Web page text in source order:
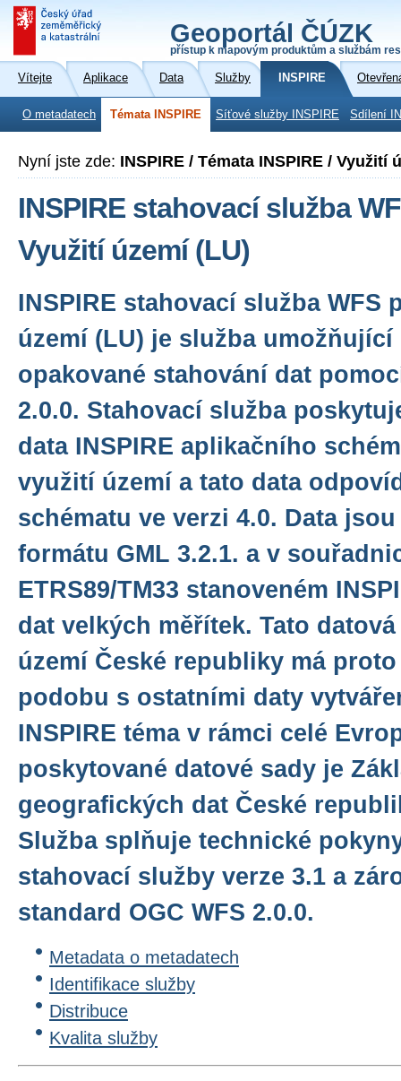
Geoportál ČÚZK
přístup k mapovým produktům a službám
Vítejte Aplikace Data Služby INSPIRE
O metadatech Témata INSPIRE Síťové služby INSPIRE Sdílení
Nyní jste zde: INSPIRE / Témata INSPIRE / Využití
INSPIRE stahovací služba
Využití území (LU)
INSPIRE stahovací služba WFS
území (LU) je služba
opakované stahování dat
2.0.0. Stahovací služba
data INSPIRE aplikačního
využití území a tato data
schématu ve verzi 4.0. Data
formátu GML 3.2.1. a v
ETRS89/TM33 stanoveném
dat velkých měřítek. Tato
území České republiky má
podobu s ostatními daty
INSPIRE téma v rámci celé
poskytované datové sady je
geografických dat České
Služba splňuje technické
stahovací služby verze 3.1 a
standard OGC WFS 2.0.0.
Metadata o metadatech
Identifikace služby
Distribuce
Kvalita služby